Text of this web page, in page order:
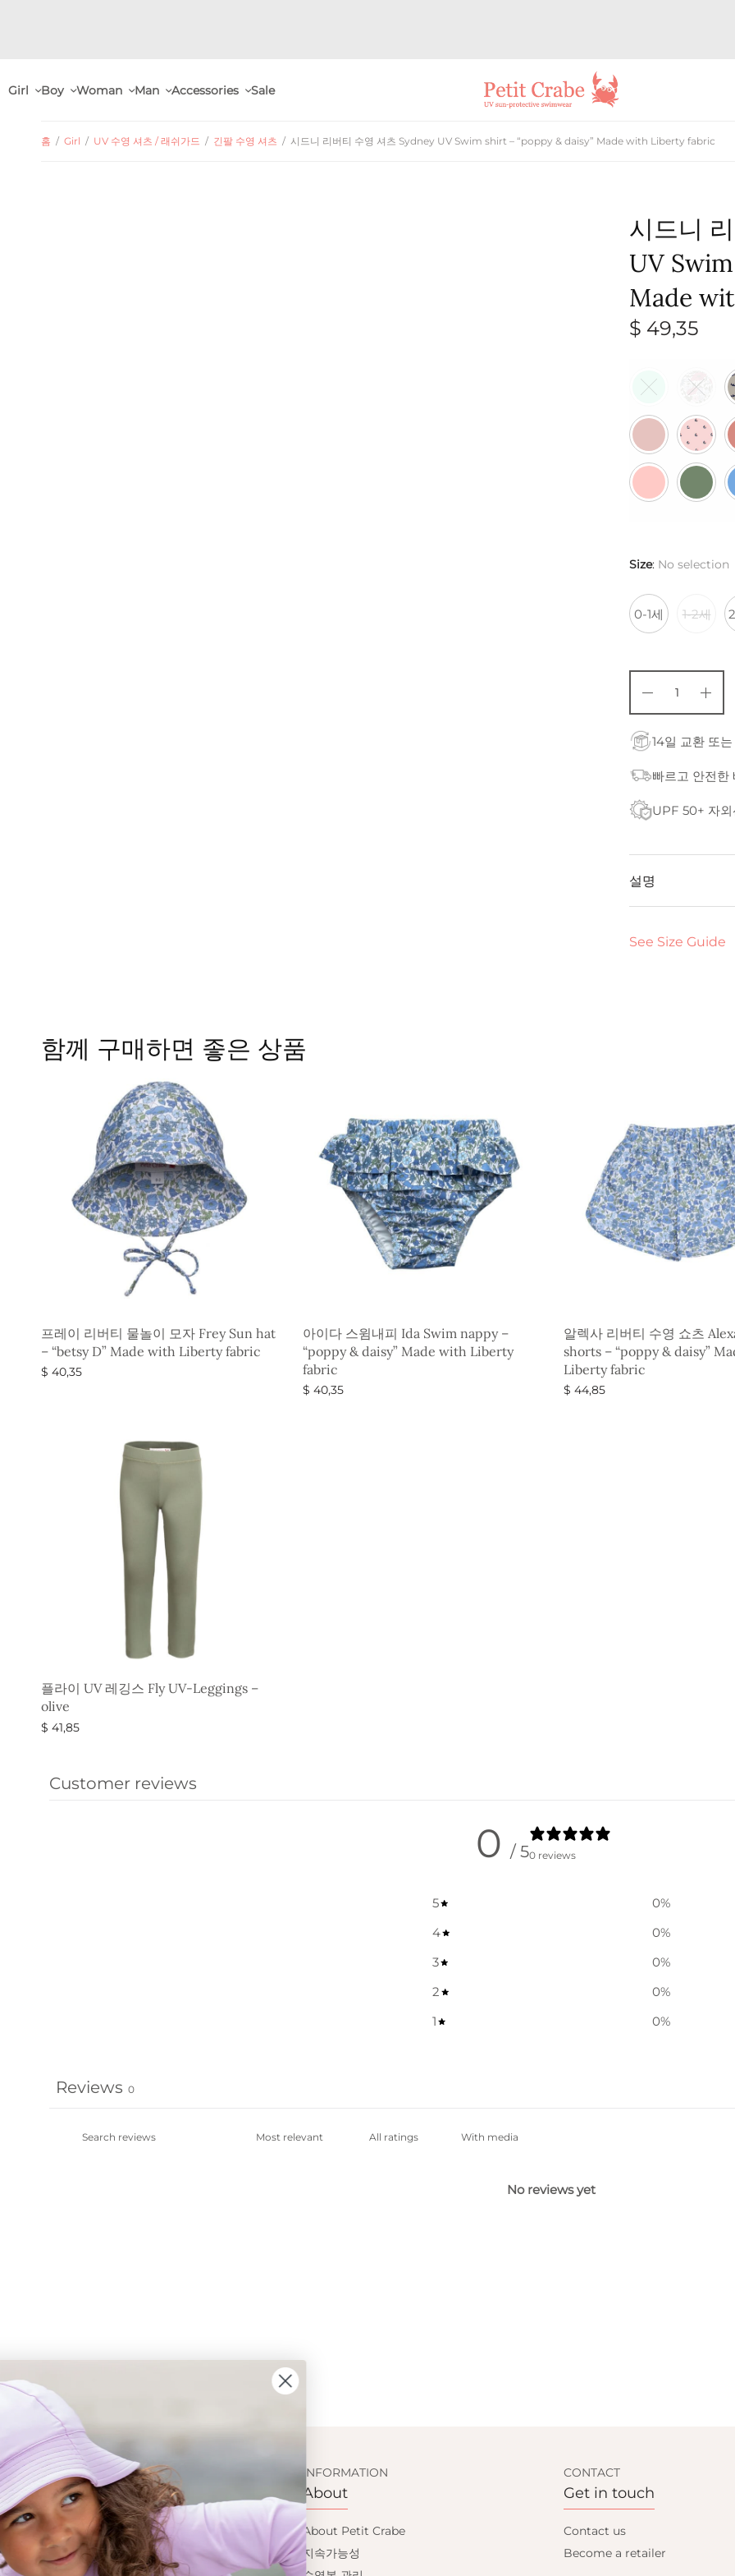
Girl Boy Woman Man Accessories Sale
홈 / Girl / UV 수영 셔츠 / 래쉬가드 / 긴팔 수영 셔츠 / 시드니 리버티 수영 셔츠 Sydney UV Swim shirt – “poppy & daisy” Made with Liberty fabric
시드니
UV
Made
$ 49,35
Size: No selection
0-1세 1-2세
14일 교환 또
빠르고 안전한
UPF 50+ 자외
설명
See Size Guide
함께 구매하면 좋은 상품
프레이 리버티 물놀이 모자 Frey Sun hat
– “betsy D” Made with Liberty fabric
$ 40,35
아이다 스윔내피 Ida Swim nappy –
“poppy & daisy” Made with Liberty
fabric
$ 40,35
알렉사 리버티 수영 쇼츠
shorts – “poppy & daisy”
Liberty fabric
$ 44,85
플라이 UV 레깅스 Fly UV-Leggings –
olive
$ 41,85
Customer reviews
0 / 50 reviews
5 0%
4
0%
3
0%
2
0%
1
0%
Reviews 0
With media
No reviews yet
CUSTOMER SERVICE
Shopping
이용약관
배송
INFORMATION
About
About Petit Crabe
지속가능성
CONTACT
Get in touch
Contact us
Become a retailer
SIGN UP AND GET
10% OFF
Save on your first order and get email only